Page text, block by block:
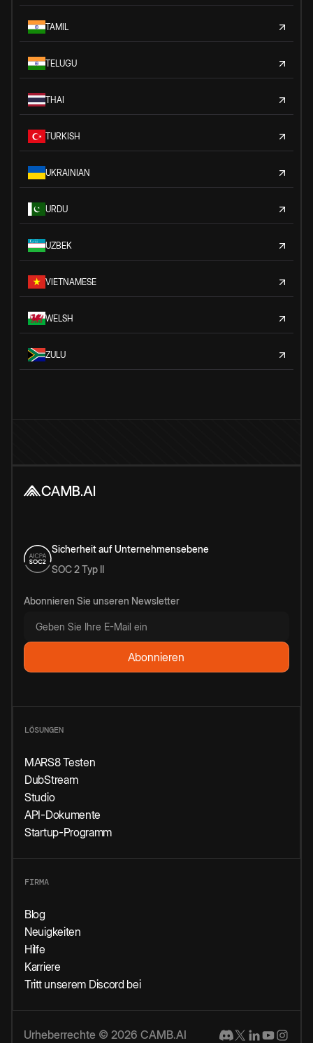
TAMIL
TELUGU
THAI
TURKISH
UKRAINIAN
URDU
UZBEK
VIETNAMESE
WELSH
ZULU
Sicherheit auf Unternehmensebene
SOC 2 Typ II
Abonnieren Sie unseren Newsletter
LÖSUNGEN
MARS8 Testen
DubStream
Studio
API-Dokumente
Startup-Programm
FIRMA
Blog
Neuigkeiten
Hilfe
Karriere
Tritt unserem Discord bei
Urheberrechte © 2026 CAMB.AI